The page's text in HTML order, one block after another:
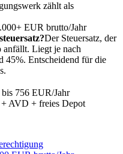
zählt als
EUR brutto/Jahr
Der Steuersatz, der
anfällt. Liegt je nach
45%. Entscheidend für die
bis 756 EUR/Jahr
AVD + freies Depot